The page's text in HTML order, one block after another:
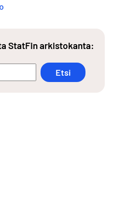
StatFin arkistokanta: